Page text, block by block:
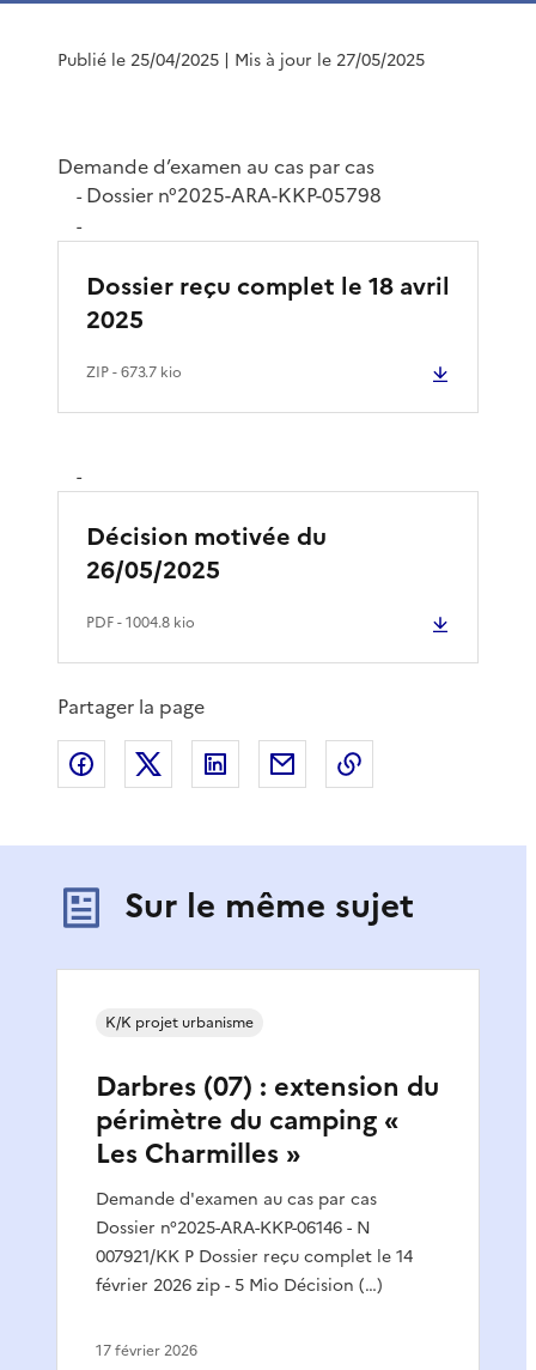
Publié le 25/04/2025 | Mis à jour le 27/05/2025
Demande d’examen au cas par cas
-Dossier n°2025-ARA-KKP-05798
-
Dossier reçu complet le 18 avril
2025
ZIP- 673.7 kio
-
Décision motivée du
26/05/2025
PDF- 1004.8 kio
Partager la page
Partager sur Facebook
Partager sur XPartager sur LinkedIn
Partager par email
Sur le même sujet
Darbres (07) : extension du
périmètre du camping «
Les Charmilles »
Demande d'examen au cas par cas
Dossier n°2025-ARA-KKP-06146 - N
007921/KK P Dossier reçu complet le 14
février 2026 zip - 5 Mio Décision (…)
K/K projet urbanisme
17 février 2026